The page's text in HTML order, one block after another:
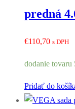
predná
€110,70 s DPH
dodanie tovaru
Pridať do